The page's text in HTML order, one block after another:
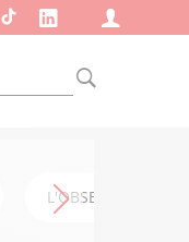
L'OBSERVATOIRE